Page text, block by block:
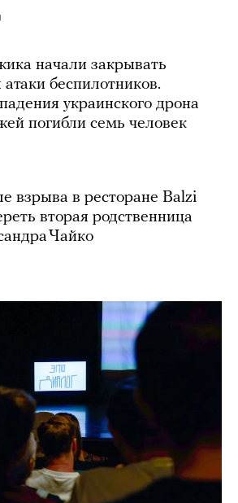
начали закрывать
беспилотников.
украинского дрона
погибли семь человек
взрыва в ресторане Balzi
вторая родственница
Чайко